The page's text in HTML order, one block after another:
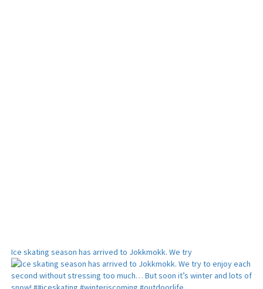
Ice skating season has arrived to Jokkmokk. We try